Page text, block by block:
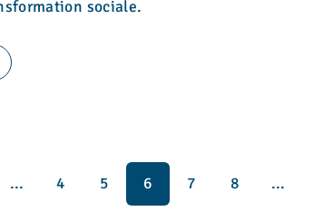
sociale.
... 4 5 6 7 8 ...